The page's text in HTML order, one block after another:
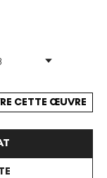
CETTE ŒUVRE